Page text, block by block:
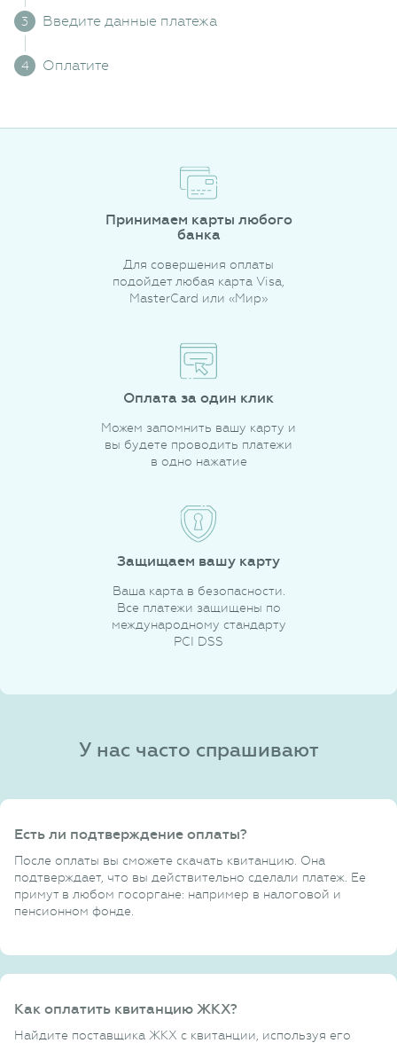
Введите данные платежа
Оплатите
Принимаем карты любого
банка
Для совершения оплаты
подойдет любая карта Visa,
MasterCard или «Мир»
Оплата за один клик
Можем запомнить вашу карту и
вы будете проводить платежи
в одно нажатие
Защищаем вашу карту
Ваша карта в безопасности.
Все платежи защищены по
международному стандарту
PCI DSS
У нас часто спрашивают
Есть ли подтверждение оплаты?
После оплаты вы сможете скачать квитанцию. Она
подтверждает, что вы действительно сделали платеж. Ее
примут в любом госоргане: например в налоговой и
пенсионном фонде.
Как оплатить квитанцию ЖКХ?
Найдите поставщика ЖКХ с квитанции, используя его